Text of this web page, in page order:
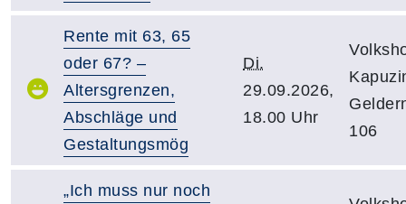
Rente mit 63, 65
oder 67? –
Altersgrenzen,
Abschläge und
Gestaltungsmög
Di.
29.09.2026,
18.00 Uhr
106
„Ich muss nur noch